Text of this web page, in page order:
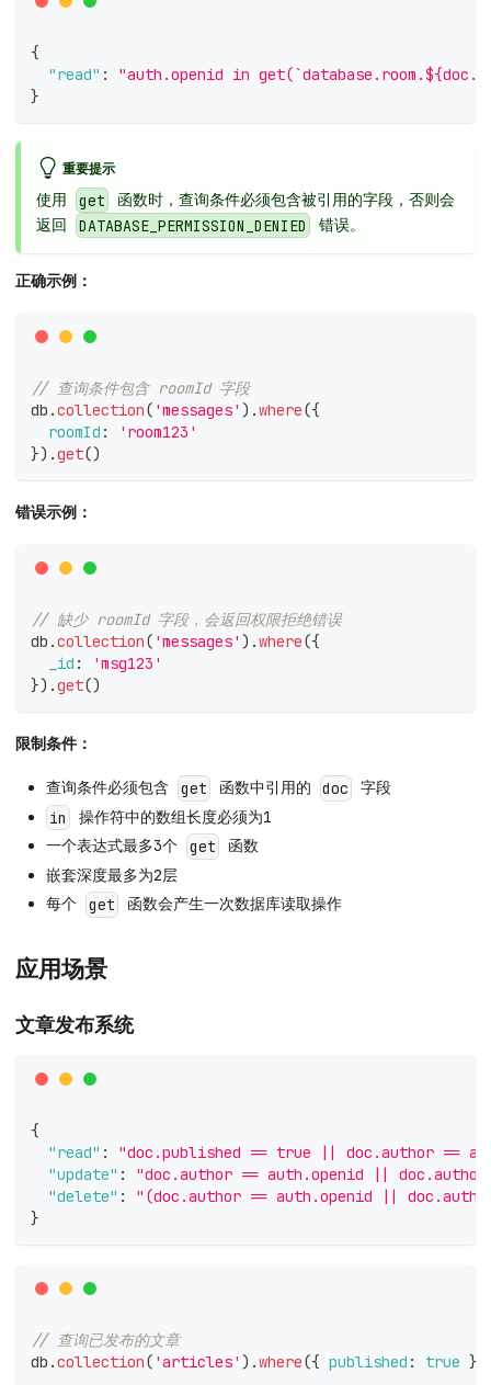
{
"read" :
"auth.openid in
}
重要提示
使用 get
函数时，查询条件必须包含被引用的字段，否则会
返回
DATABASE_PERMISSION_DENIED 错误。
正确示例：
// 查询条件包含 roomId 字段
db .collection( 'messages' ) .where({
roomId :
'room123'
}) .get()
错误示例：
// 缺少 roomId 字段，会返回权限拒绝错误
db .collection( 'messages' ) .where({
_id :
'msg123'
}) .get()
限制条件：
查询条件必须包含 get 函数中引用的 doc
字段
in
操作符中的数组长度必须为1
一个表达式最多3个
get
函数
嵌套深度最多为2层
每个
get 函数会产生一次数据库读取操作
应用场景
文章发布系统
{
"read" :
"doc.published == true || doc.author ==
"update" :
"doc.author == auth.openid ||
"delete" :
"(doc.author == auth.openid ||
}
// 查询已发布的文章
db .collection( 'articles' ) .where({ published : true }